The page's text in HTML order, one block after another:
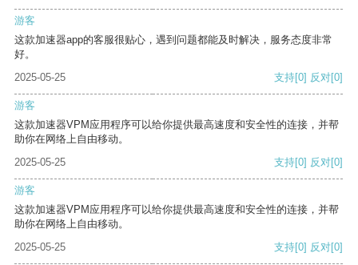
游客
这款加速器app的客服很贴心，遇到问题都能及时解决，服务态度非常
好。
2025-05-25
支持[0] 反对[0]
游客
这款加速器VPM应用程序可以给你提供最高速度和安全性的连接，并帮
助你在网络上自由移动。
2025-05-25
支持[0] 反对[0]
游客
这款加速器VPM应用程序可以给你提供最高速度和安全性的连接，并帮
助你在网络上自由移动。
2025-05-25
支持[0] 反对[0]